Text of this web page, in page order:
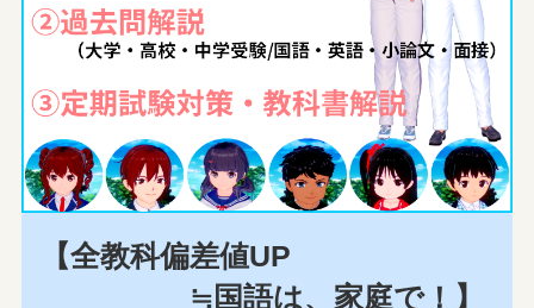
【全教科偏差値UP
≒国語は、家庭で！】